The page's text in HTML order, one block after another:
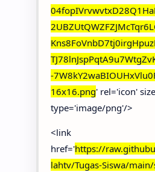
-
16x16.png' rel='icon'
type='image/png'/>
<link
href='https://
lahtv/Tugas-Siswa/